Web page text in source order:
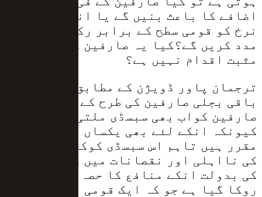
اضافے کا باعث بنیں گے یا انکے فی یونٹ
نرخ کو قومی سطح کے برابر رکھنے میں
مدد کریں گے؟کیا یہ صارفین کیلئے ایک
مثبت اقدام نہیں ہے؟
ترجمان پاور ڈویژن کے مطابق ملک کے
باقی بجلی صارفین کی طرح کے الیکٹرک کے
صارفین کواب بھی سبسڈی ملتی رہے گی
کیونکہ انکے لئے بھی یکساں بجلی کے نرخ
مقرر ہیں تاہم اس سبسڈی کوکے الیکٹرک
کی نااہلی اور نقصانات میں کمی نہ کرنے
کی بدولت انکے منافع کا حصہ بننے سے
روکا گیا ہے جو کہ ایک قومی فریضہ ہے۔